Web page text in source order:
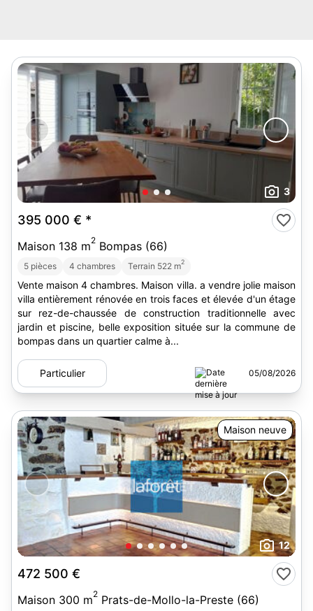
3
395 000 € *
Maison 138 m2 Bompas (66)
5 pièces 4 chambres Terrain 522 m2
Vente maison 4 chambres. Maison villa. a vendre jolie maison
villa entièrement rénovée en trois faces et élevée d'un étage
sur rez-de-chaussée de construction traditionnelle avec
jardin et piscine, belle exposition située sur la commune de
bompas dans un quartier calme à...
Particulier 05/08/2026
Maison neuve
12
472 500 €
Maison 300 m2 Prats-de-Mollo-la-Preste (66)